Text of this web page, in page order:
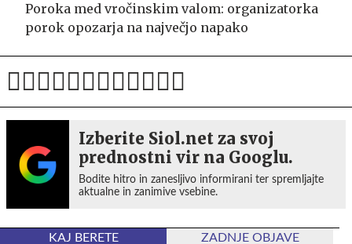
Poroka med vročinskim valom: organizatorka
porok opozarja na največjo napako
Izberite Siol.net za svoj
prednostni vir na Googlu.
Bodite hitro in zanesljivo informirani ter spremljajte
aktualne in zanimive vsebine.
KAJ BERETE ZADNJE OBJAVE